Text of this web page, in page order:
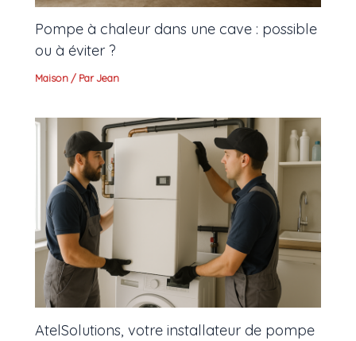
Pompe à chaleur dans une cave : possible
ou à éviter ?
Maison / ParJean
AtelSolutions, votre installateur de pompe